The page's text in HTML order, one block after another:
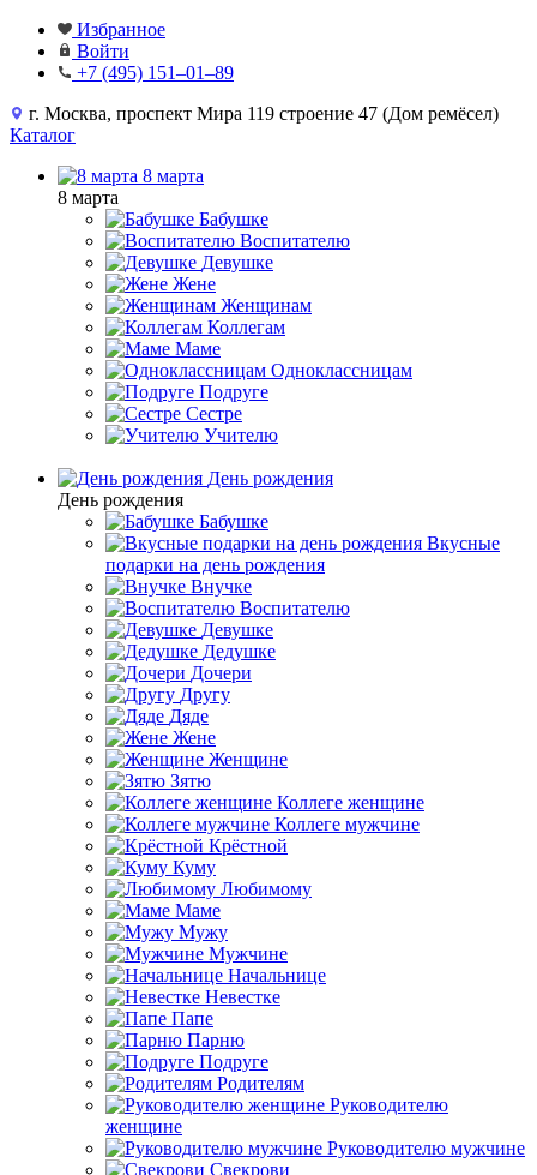
Избранное
Войти
+7 (495) 151–01–89
г. Москва, проспект Мира 119 строение 47 (Дом ремёсел)
Каталог
8 марта
8 марта
Бабушке
Воспитателю
Девушке
Жене
Женщинам
Коллегам
Маме
Одноклассницам
Подруге
Сестре
Учителю
День рождения
День рождения
Бабушке
Вкусные
подарки на день рождения
Внучке
Воспитателю
Девушке
Дедушке
Дочери
Другу
Дяде
Жене
Женщине
Зятю
Коллеге женщине
Коллеге мужчине
Крёстной
Куму
Любимому
Маме
Мужу
Мужчине
Начальнице
Невестке
Папе
Парню
Подруге
Родителям
Руководителю
женщине
Руководителю мужчине
Свекрови